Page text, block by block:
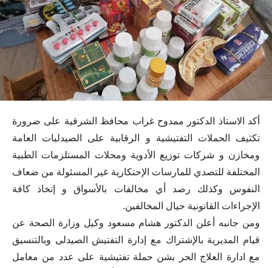
أكد الاستاذ الدكتور ممدوح غراب محافظ الشرقية على ضرورة
تكثيف الحملات التفتيشية و الرقابية على الصيدليات العامة
ومخازن و شركات توزيع الأدوية ومحلات المستلزمات الطبية
المختلفة للتصدي للمارسات الإحتكارية غير المسئولة من ضعاف
النفوس وكذلك رصد أي مخالفات بالأسواق و إتخاذ كافة
الإجراءات القانونية حيال المخالفين.
ومن جانبه أعلن الدكتور هشام مسعود وكيل وزارة الصحة عن
قيام المديرية بالإشتراك مع إدارة التفتيش الصيدلى وبالتنسيق
مع ادارة العلاج الحر بشن حملة تفتيشية على عدد من معامل